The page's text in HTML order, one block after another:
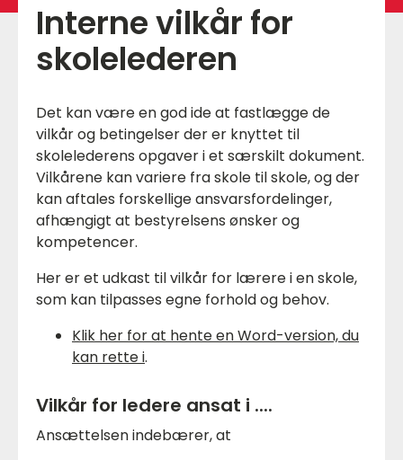
Interne vilkår for
skolelederen
Det kan være en god ide at fastlægge de
vilkår og betingelser der er knyttet til
skolelederens opgaver i et særskilt dokument.
Vilkårene kan variere fra skole til skole, og der
kan aftales forskellige ansvarsfordelinger,
afhængigt at bestyrelsens ønsker og
kompetencer.
Her er et udkast til vilkår for lærere i en skole,
som kan tilpasses egne forhold og behov.
Klik her for at hente en Word-version, du
kan rette i.
Vilkår for ledere ansat i ....
Ansættelsen indebærer, at